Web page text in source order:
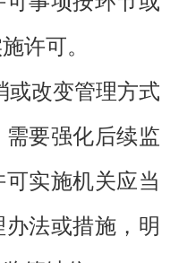
许可。
改变管理方式
要强化后续监
实施机关应当
法或措施，明